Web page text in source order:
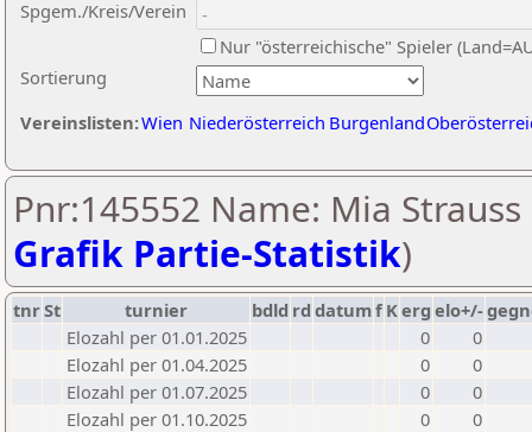
Sortierung
Spgem./Kreis/Verein
Nur "österreichische" Spieler
Vereinslisten:Wien Niederösterreich Burgenland
Pnr:145552 Name: Mia Strauss
Grafik Partie-Statistik)
tnrSt turnier bdld rd datumf Kerg elo+/-
Elozahl per 01.01.2025
0
0
Elozahl per 01.04.2025
0
0
Elozahl per 01.07.2025
0
0
Elozahl per 01.10.2025
0
0